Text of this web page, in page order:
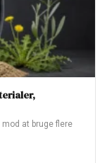
at bruge flere